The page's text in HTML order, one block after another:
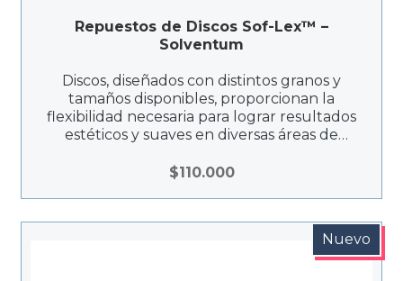
Repuestos de Discos Sof-Lex™ –
Solventum
Discos, diseñados con distintos granos y
tamaños disponibles, proporcionan la
flexibilidad necesaria para lograr resultados
estéticos y suaves en diversas áreas de
$110.000
Nuevo